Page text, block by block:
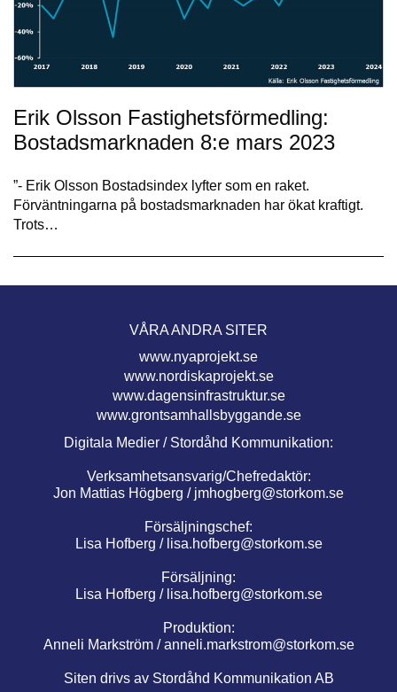
Erik Olsson Fastighetsförmedling:
Bostadsmarknaden 8:e mars 2023
”- Erik Olsson Bostadsindex lyfter som en raket.
Förväntningarna på bostadsmarknaden har ökat kraftigt.
Trots…
VÅRA ANDRA SITER
www.nyaprojekt.se
www.nordiskaprojekt.se
www.dagensinfrastruktur.se
www.grontsamhallsbyggande.se
Digitala Medier / Stordåhd Kommunikation:
Verksamhetsansvarig/Chefredaktör:
Jon Mattias Högberg / jmhogberg@storkom.se
Försäljningschef:
Lisa Hofberg / lisa.hofberg@storkom.se
Försäljning:
Lisa Hofberg / lisa.hofberg@storkom.se
Produktion:
Anneli Markström /anneli.markstrom@storkom.se
Siten drivs av Stordåhd Kommunikation AB